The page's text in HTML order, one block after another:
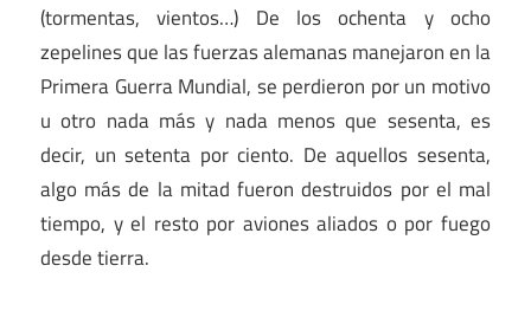
(tormentas, vientos…) De los ochenta y ocho
zepelines que las fuerzas alemanas manejaron en la
Primera Guerra Mundial, se perdieron por un motivo
u otro nada más y nada menos que sesenta, es
decir, un setenta por ciento. De aquellos sesenta,
algo más de la mitad fueron destruidos por el mal
tiempo, y el resto por aviones aliados o por fuego
desde tierra.